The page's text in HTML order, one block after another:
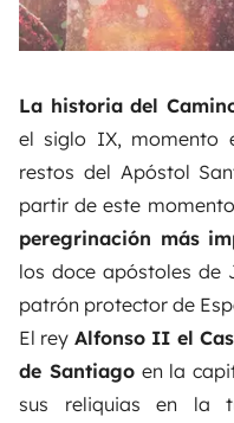
La historia del
el siglo IX, momento
restos del Apóstol
partir de este
peregrinación más
los doce apóstoles de
patrón protector de
El rey Alfonso II el
de Santiagoen la
sus reliquias en la